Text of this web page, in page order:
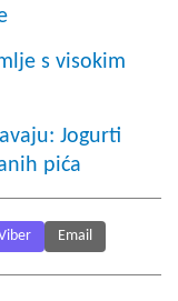
s visokim
Jogurti
pića
Email